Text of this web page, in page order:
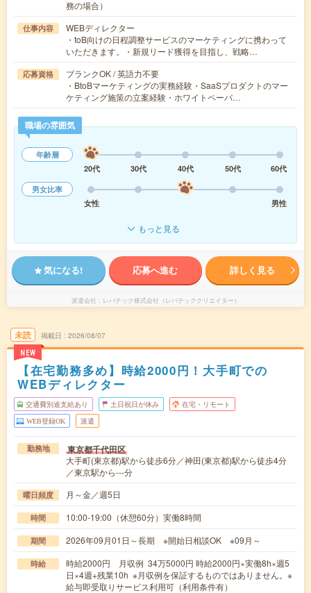
務の場合）
仕事内容
WEBディレクター
・toB向けの日程調整サービスのマーケティングに携わって
いただきます。・新規リード獲得を目指し、戦略…
応募資格
ブランクOK / 英語力不要
・BtoBマーケティングの実務経験・SaaSプロダクトのマー
ケティング施策の立案経験・ホワイトペーパ…
職場の雰囲気
年齢層
20代
30代 40代 50代
60代
男女比率
女性
男性
もっと見る
気になる! 応募へ進む 詳しく見る
派遣会社 レバテック株式会社（レバテッククリエイター）
未読
NEW
掲載日 2026/08/07
【在宅勤務多め】時給2000円！大手町での
WEBディレクター
交通費別途支給あり 土日祝日が休み 在宅・リモート
WEB登録OK 派遣
勤務地 東京都千代田区
大手町(東京都)駅から徒歩6分／神田(東京都)駅から徒歩4分
／東京駅から---分
曜日頻度 月～金／週5日
時間 10:00-19:00（休憩60分）実働8時間
期間 2026年09月01日～長期 ※開始日相談OK ※09月～
時給
時給2000円 月収例 34万5000円 時給2000円×実働8h×週5
日×4週+残業10h ※月収例を保証するものではありません。※
給与即受取りサービス利用可（利用条件有）